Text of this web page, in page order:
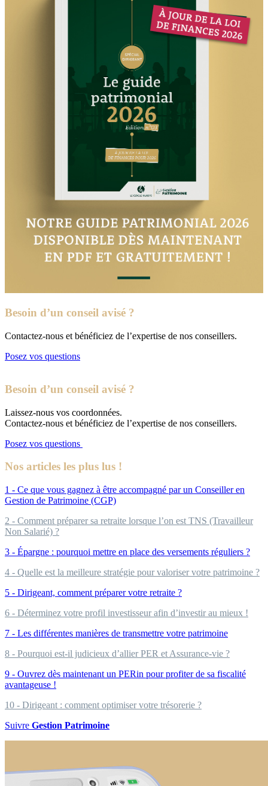
Besoin d’un conseil avisé ?
Contactez-nous et bénéficiez de l’expertise de nos conseillers.
Posez vos questions
Besoin d’un conseil avisé ?
Laissez-nous vos coordonnées.
Contactez-nous et bénéficiez de l’expertise de nos conseillers.
Posez vos questions
Nos articles les plus lus !
1 - Ce que vous gagnez à être accompagné par un Conseiller en
Gestion de Patrimoine (CGP)
2 - Comment préparer sa retraite lorsque l’on est TNS (Travailleur
Non Salarié) ?
3 - Épargne : pourquoi mettre en place des versements réguliers ?
4 - Quelle est la meilleure stratégie pour valoriser votre patrimoine ?
5 - Dirigeant, comment préparer votre retraite ?
6 - Déterminez votre profil investisseur afin d’investir au mieux !
7 - Les différentes manières de transmettre votre patrimoine
8 - Pourquoi est-il judicieux d’allier PER et Assurance-vie ?
9 - Ouvrez dès maintenant un PERin pour profiter de sa fiscalité
avantageuse !
10 - Dirigeant : comment optimiser votre trésorerie ?
Suivre Gestion Patrimoine